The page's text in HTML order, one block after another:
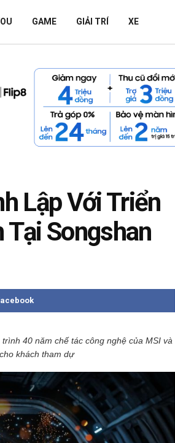
GAME GIẢI TRÍ XE
Lập Với Triển
Songshan
40 năm chế tác công nghệ của MSI và
khách tham dự